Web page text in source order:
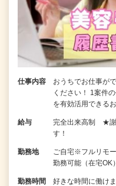
仕事内容
おうちでお仕事が
ください！ 1案件
を有効活用できる
給与
完全出来高制 ★謝
す！
勤務地
ご自宅※フルリモ
勤務可能（在宅OK）
勤務時間
好きな時間に働け